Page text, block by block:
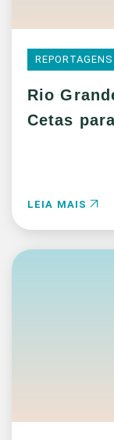
REPORTAGENS
Rio
Cetas
LEIA MAIS